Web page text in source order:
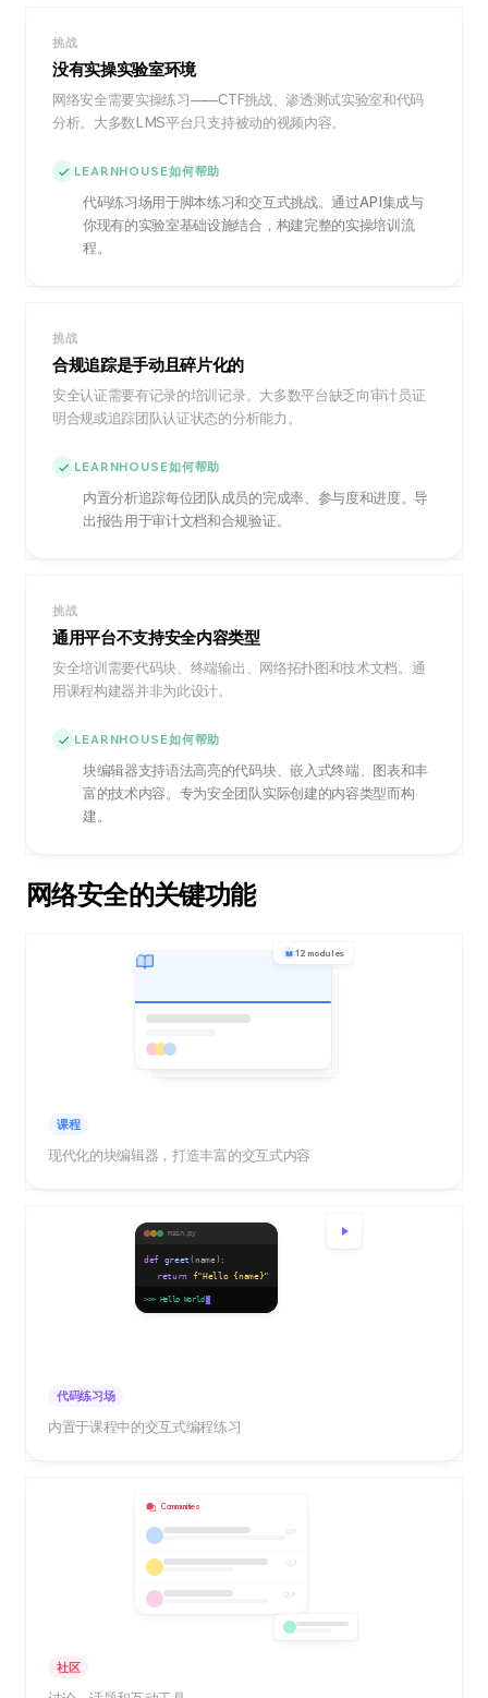
挑战
没有实操实验室环境
网络安全需要实操练习——CTF挑战、渗透测试实验室和代码
分析。大多数LMS平台只支持被动的视频内容。
LEARNHOUSE如何帮助
代码练习场用于脚本练习和交互式挑战。通过API集成与
你现有的实验室基础设施结合，构建完整的实操培训流
程。
挑战
合规追踪是手动且碎片化的
安全认证需要有记录的培训记录。大多数平台缺乏向审计员证
明合规或追踪团队认证状态的分析能力。
LEARNHOUSE如何帮助
内置分析追踪每位团队成员的完成率、参与度和进度。导
出报告用于审计文档和合规验证。
挑战
通用平台不支持安全内容类型
安全培训需要代码块、终端输出、网络拓扑图和技术文档。通
用课程构建器并非为此设计。
LEARNHOUSE如何帮助
块编辑器支持语法高亮的代码块、嵌入式终端、图表和丰
富的技术内容。专为安全团队实际创建的内容类型而构
建。
网络安全的关键功能
12 modules
课程
现代化的块编辑器，打造丰富的交互式内容
main.py
def greet (name):
return f"Hello{name}"
print(greet("World"
>>> Hello World
代码练习场
内置于课程中的交互式编程练习
Communities
5
3
8
社区